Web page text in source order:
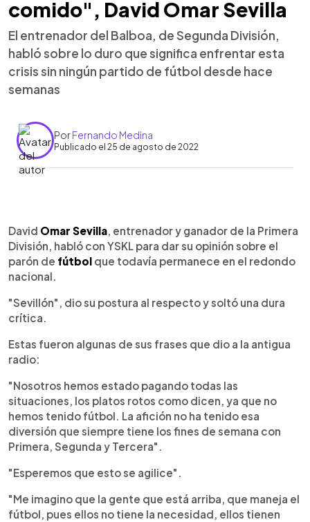
comido", David Omar Sevilla
El entrenador del Balboa, de Segunda División,
habló sobre lo duro que significa enfrentar esta
crisis sin ningún partido de fútbol desde hace
semanas
PorFernando Medina
Publicado el 25 de agosto de 2022
► Escuchar artículo
David Omar Sevilla, entrenador y ganador de la Primera
División, habló con YSKL para dar su opinión sobre el
parón de fútbol que todavía permanece en el redondo
nacional.
"Sevillón", dio su postura al respecto y soltó una dura
crítica.
Estas fueron algunas de sus frases que dio a la antigua
radio:
"Nosotros hemos estado pagando todas las
situaciones, los platos rotos como dicen, ya que no
hemos tenido fútbol. La afición no ha tenido esa
diversión que siempre tiene los fines de semana con
Primera, Segunda y Tercera".
"Esperemos que esto se agilice".
"Me imagino que la gente que está arriba, que maneja el
fútbol, pues ellos no tiene la necesidad, ellos tienen